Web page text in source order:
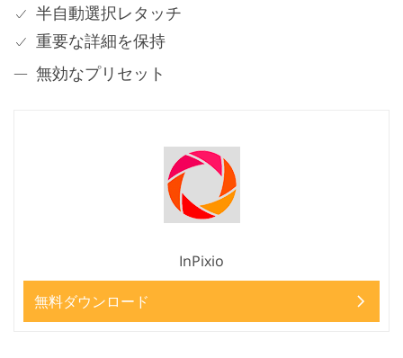
半自動選択レタッチ
重要な詳細を保持
無効なプリセット
InPixio
無料ダウンロード